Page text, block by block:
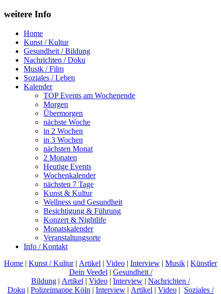
weitere Info
Home
Kunst / Kultur
Gesundheit / Bildung
Nachrichten / Doku
Musik / Film
Soziales / Leben
Kalender
TOP Events am Wochenende
Morgen
Übermorgen
nächste Woche
in 2 Wochen
in 3 Wochen
nächsten Monat
2 Monaten
Heutige Events
Wochenkalender
nächsten 7 Tage
Kunst & Kultur
Wellness und Gesundheit
Besichtigung & Führung
Konzert & Nightlife
Monatskalender
Veranstaltungsorte
Info / Kontakt
Home | Kunst / Kultur| Artikel | Video | Interview | Musik | Künstler
Dein Veedel | Gesundheit /
Bildung | Artikel | Video | Interview | Nachrichten /
Doku | Polizeimappe Köln | Interview | Artikel | Video | Soziales /